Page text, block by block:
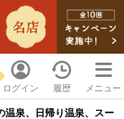
ログイン 履歴 メニュー
温泉、日帰り温泉、スー